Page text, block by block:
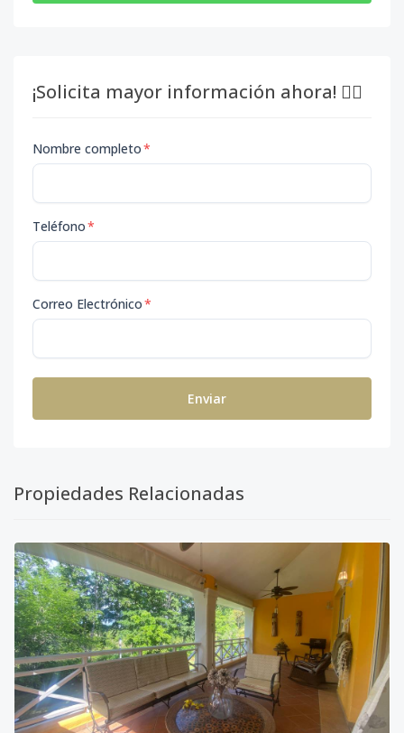
¡Solicita mayor información ahora! 👇🏽
Nombre completo*
Teléfono*
Correo Electrónico*
Enviar
Propiedades Relacionadas